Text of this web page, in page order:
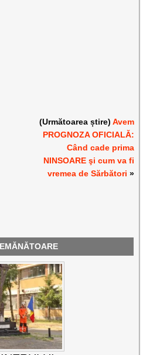
(Următoarea știre) Avem
PROGNOZA OFICIALĂ:
Când cade prima
NINSOARE şi cum va fi
vremea de Sărbători »